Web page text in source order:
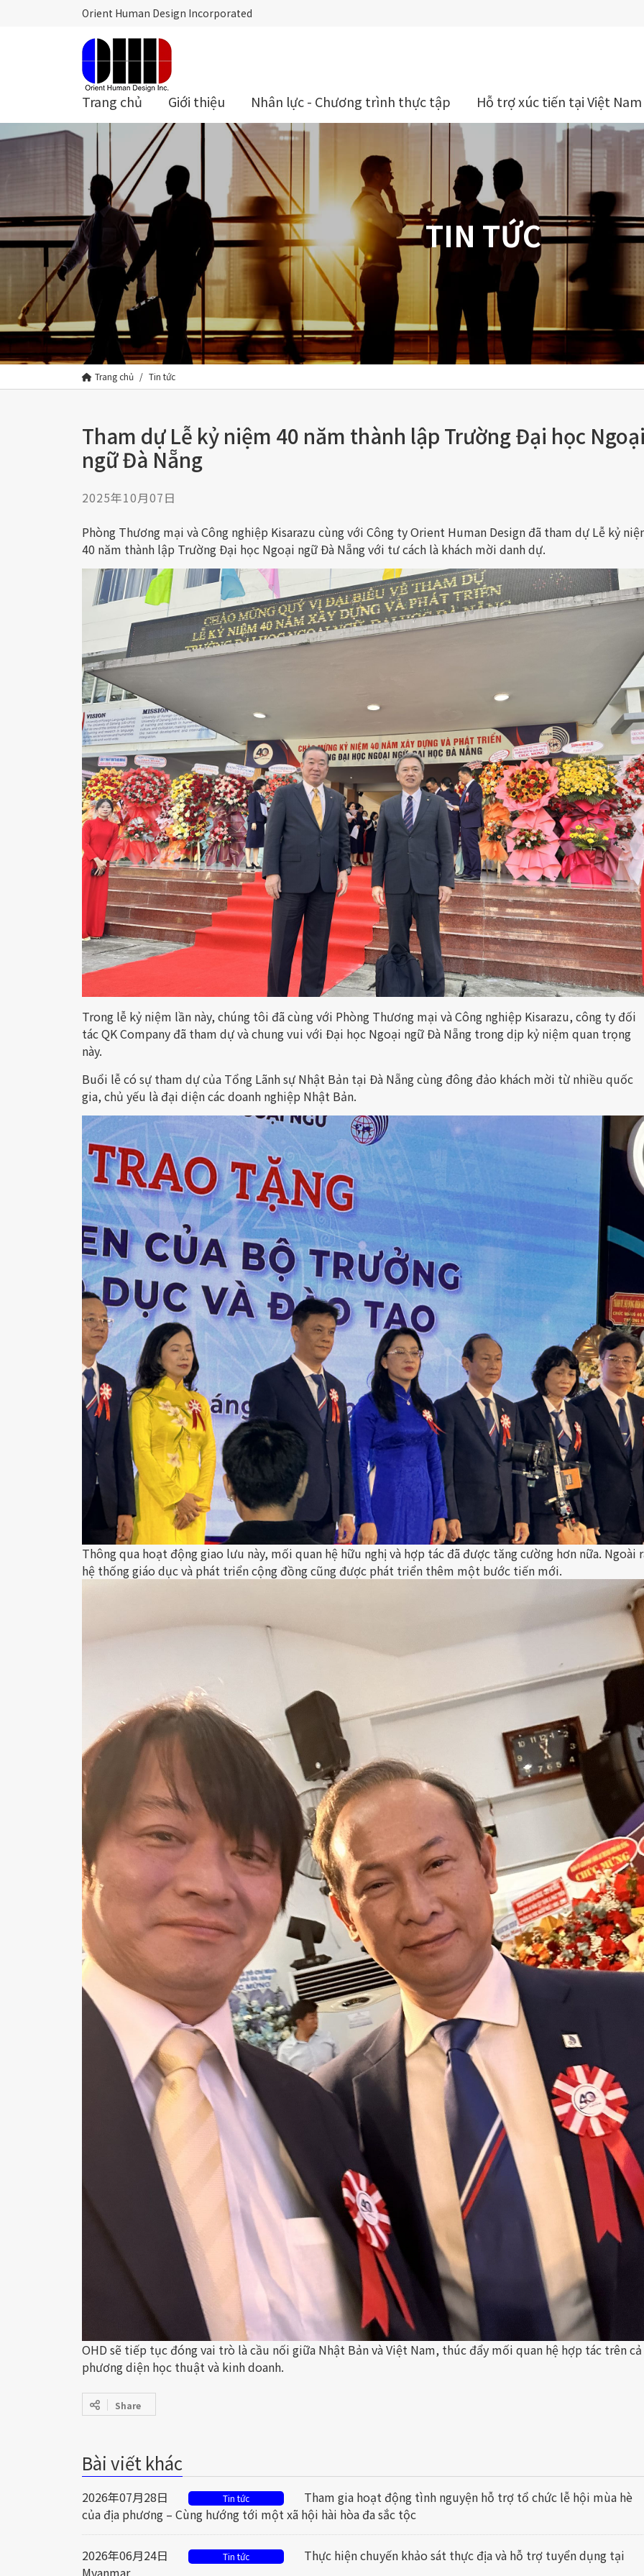
Orient Human Design Incorporated
Trang chủ Giới thiệu Nhân lực - Chương trình thực tập Hỗ trợ xúc tiến tại Việt Nam
TIN TỨC
Trang chủ Tin tức
Tham dự Lễ kỷ niệm 40 năm thành lập Trường Đại học
ngữ Đà Nẵng
2025年10月07日
Phòng Thương mại và Công nghiệp Kisarazu cùng với Công ty Orient Human Design đã tham dự Lễ kỷ
40 năm thành lập Trường Đại học Ngoại ngữ Đà Nẵng với tư cách là khách mời danh dự.
Trong lễ kỷ niệm lần này, chúng tôi đã cùng với Phòng Thương mại và Công nghiệp Kisarazu, công ty đối
tác QK Company đã tham dự và chung vui với Đại học Ngoại ngữ Đà Nẵng trong dịp kỷ niệm quan trọng
này.
Buổi lễ có sự tham dự của Tổng Lãnh sự Nhật Bản tại Đà Nẵng cùng đông đảo khách mời từ nhiều quốc
gia, chủ yếu là đại diện các doanh nghiệp Nhật Bản.
Thông qua hoạt động giao lưu này, mối quan hệ hữu nghị và hợp tác đã được tăng cường hơn nữa. Ngoài
hệ thống giáo dục và phát triển cộng đồng cũng được phát triển thêm một bước tiến mới.
OHD sẽ tiếp tục đóng vai trò là cầu nối giữa Nhật Bản và Việt Nam, thúc đẩy mối quan hệ hợp tác trên cả
phương diện học thuật và kinh doanh.
Share
Bài viết khác
2026年07月28日 Tin tức
Tham gia hoạt động tình nguyện hỗ trợ tổ chức lễ hội mùa hè
của địa phương – Cùng hướng tới một xã hội hài hòa đa sắc tộc
2026年06月24日 Tin tức
Thực hiện chuyến khảo sát thực địa và hỗ trợ tuyển dụng tại
Myanmar